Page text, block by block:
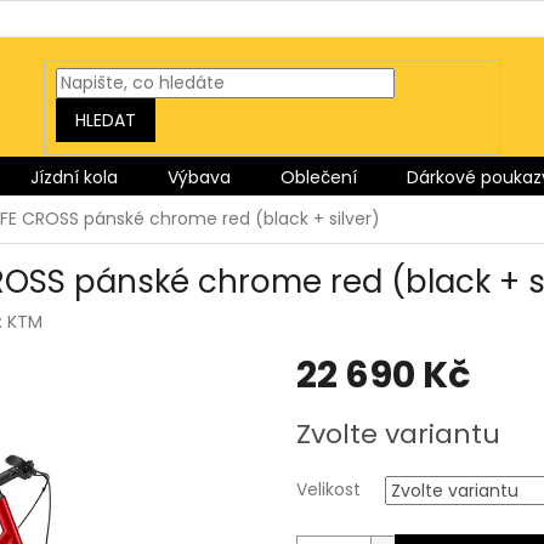
HLEDAT
Jízdní kola Výbava Oblečení Dárkové
CROSS pánské chrome red (black + silver)
pánské chrome red (black +
KTM
22 690 Kč
cena:
Zvolte variantu
Velikost